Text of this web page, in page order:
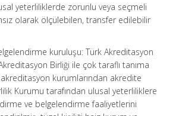
yeterliliklerde zorunlu veya seçmeli
olarak ölçülebilen, transfer edilebilir
kuruluşu: Türk Akreditasyon
Birliği ile çok taraflı tanıma
akreditasyon kurumlarından akredite
Kurumu tarafından ulusal yeterliliklere
ve belgelendirme faaliyetlerini